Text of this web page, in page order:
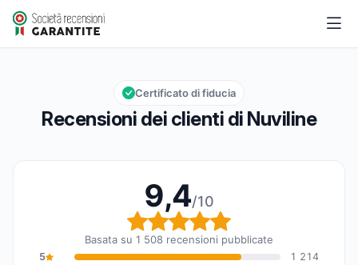
Nuviline
Valutazione globale: 9,4 su 10
9,4/10
Recensioni dei clienti di Nuviline
Certificato di fiducia
9,4/10
Valutazione globale:
Basata su 1 508 recensioni pubblicate
5
1 214